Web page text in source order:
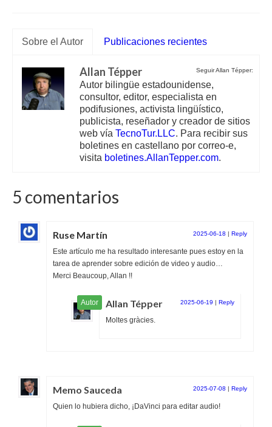
Sobre el Autor Publicaciones recientes
Seguir Allan Tépper:
Allan Tépper
Autor bilingüe estadounidense,
consultor, editor, especialista en
podifusiones, activista lingüístico,
publicista, reseñador y creador de sitios
web vía TecnoTur.LLC. Para recibir sus
boletines en castellano por correo-e,
visita boletines.AllanTepper.com.
5 comentarios
Ruse Martín 2025-06-18 | Reply
Este artículo me ha resultado interesante pues estoy en la
tarea de aprender sobre edición de video y audio…
Merci Beaucoup, Allan !!
Allan Tépper 2025-06-19 | Reply
Moltes gràcies.
Memo Sauceda 2025-07-08 | Reply
Quien lo hubiera dicho, ¡DaVinci para editar audio!